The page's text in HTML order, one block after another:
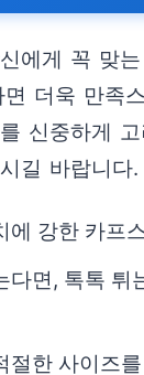
에게 꼭 맞
더욱 만족
신중하게
길 바랍니다.
강한 카프
면, 톡톡 튀
한 사이즈